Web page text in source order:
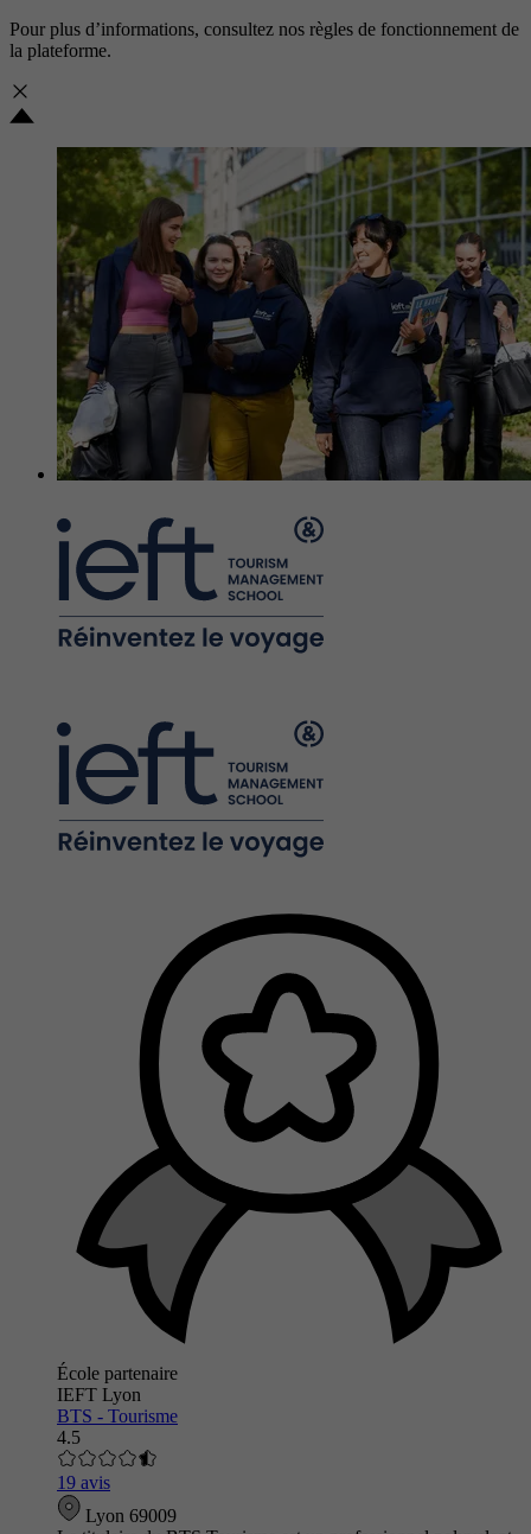
Pour plus d’informations, consultez nos règles de fonctionnement de
la plateforme.
École partenaire
IEFT Lyon
BTS - Tourisme
4.5
19 avis
Lyon 69009